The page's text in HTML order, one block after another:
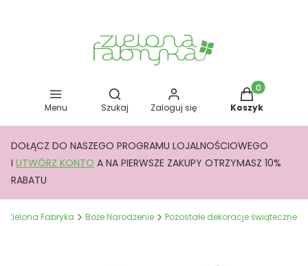
Menu
Otwórz wyszukiwarkę
Szukaj Zaloguj się
Produkty w
Koszyk
DOŁĄCZ DO NASZEGO PROGRAMU LOJALNOŚCIOWEGO
I UTWÓRZ KONTO A NA PIERWSZE ZAKUPY OTRZYMASZ 10%
RABATU
Zielona Fabryka Boże Narodzenie Pozostałe dekoracje świąteczne